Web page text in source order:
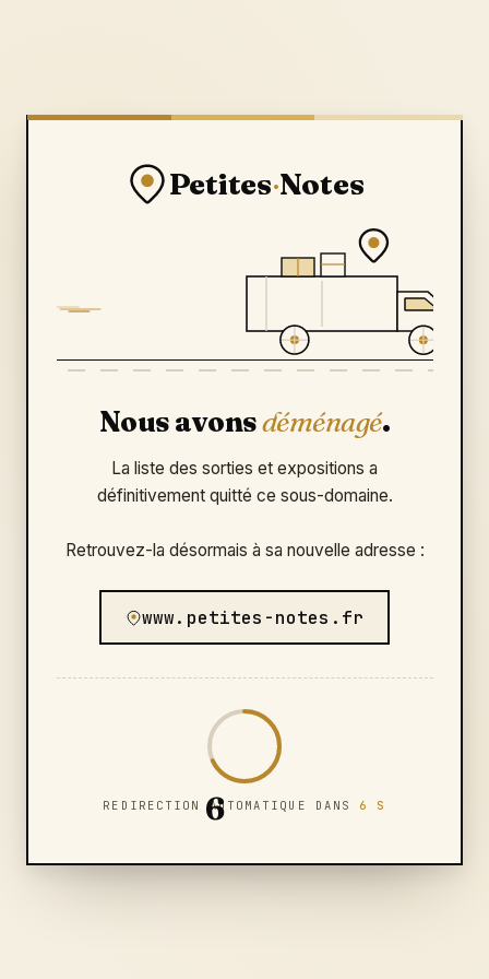
Petites·Notes
Nous avonsdéménagé.
La liste des sorties et expositions a
définitivement quitté ce sous-domaine.
Retrouvez-la désormais à sa nouvelle adresse :
www.petites-notes.fr
6
REDIRECTION AUTOMATIQUE DANS6 S